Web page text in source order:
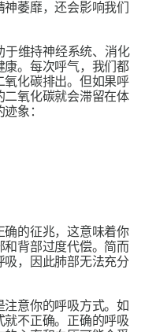
萎靡，还会影响我们
于维持神经系统、消化
康。每次呼气，我们都
氧化碳排出。但如果呼
二氧化碳就会滞留在体
象：
的征兆，这意味着你
和背部过度代偿。简而
，因此肺部无法充分
意你的呼吸方式。如
不正确。正确的呼吸